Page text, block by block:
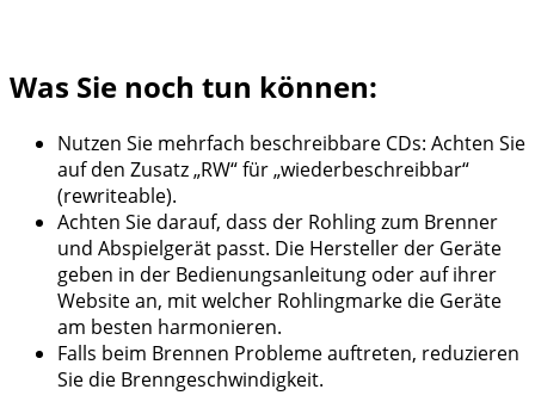
Was Sie noch tun können:
Nutzen Sie mehrfach beschreibbare CDs: Achten Sie
auf den Zusatz „RW“ für „wiederbeschreibbar“
(rewriteable).
Achten Sie darauf, dass der Rohling zum Brenner
und Abspielgerät passt. Die Hersteller der Geräte
geben in der Bedienungsanleitung oder auf ihrer
Website an, mit welcher Rohlingmarke die Geräte
am besten harmonieren.
Falls beim Brennen Probleme auftreten, reduzieren
Sie die Brenngeschwindigkeit.